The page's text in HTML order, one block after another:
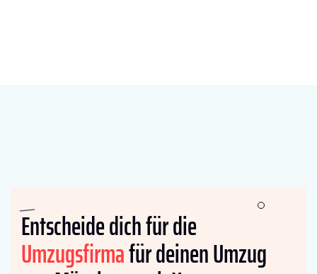
Entscheide dich für die
Umzugsfirmafür deinen Umzug